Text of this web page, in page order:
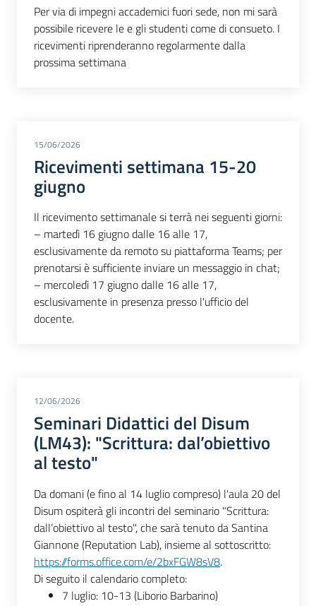
Per via di impegni accademici fuori sede, non mi sarà
possibile ricevere le e gli studenti come di consueto. I
ricevimenti riprenderanno regolarmente dalla
prossima settimana
15/06/2026
Ricevimenti settimana 15-20
giugno
Il ricevimento settimanale si terrà nei seguenti giorni:
– martedì 16 giugno dalle 16 alle 17,
esclusivamente da remoto su piattaforma Teams; per
prenotarsi è sufficiente inviare un messaggio in chat;
– mercoledì 17 giugno dalle 16 alle 17,
esclusivamente in presenza presso l'ufficio del
docente.
12/06/2026
Seminari Didattici del Disum
(LM43): "Scrittura: dal’obiettivo
al testo"
Da domani (e fino al 14 luglio compreso) l'aula 20 del
Disum ospiterà gli incontri del seminario "Scrittura:
dall’obiettivo al testo", che sarà tenuto da Santina
Giannone (Reputation Lab), insieme al sottoscritto:
https://forms.office.com/e/2bxFGW8sV8.
Di seguito il calendario completo:
7 luglio: 10-13 (Liborio Barbarino)